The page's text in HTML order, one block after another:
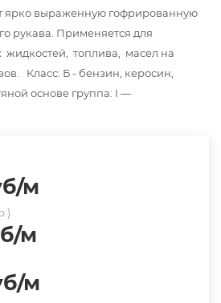
ярко выраженную гофрированную
рукава. Применяется для
жидкостей, топлива, масел на
Класс: Б - бензин, керосин,
основе группа: I —
/м
/м
/м